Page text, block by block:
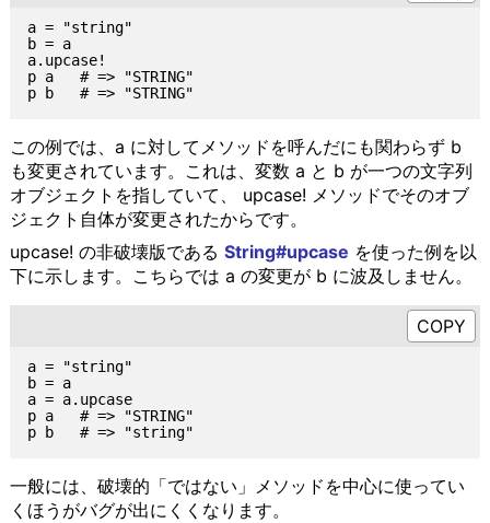
a = "string"
b = a
a.upcase!
p a   # => "STRING"
この例では、a に対してメソッドを呼んだにも関わらず b
も変更されています。これは、変数 a と b が一つの文字列
オブジェクトを指していて、 upcase! メソッドでそのオブ
ジェクト自体が変更されたからです。
upcase! の非破壊版である String#upcase を使った例を以
下に示します。こちらでは a の変更が b に波及しません。
a = "string"
b = a
a = a.upcase
p a   # => "STRING"
一般には、破壊的「ではない」メソッドを中心に使ってい
くほうがバグが出にくくなります。